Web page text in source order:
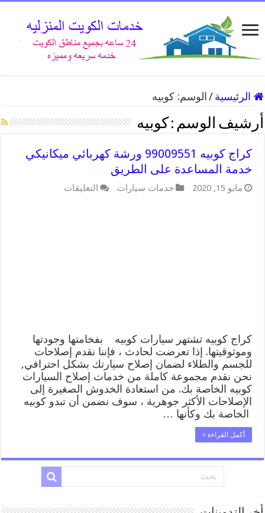
الرئيسية / الوسم:كوبيه
أرشيف الوسم : كوبيه
كراج كوبيه 99009551 ورشة كهربائي ميكانيكي
خدمة المساعدة على الطريق
مايو 15, 2020 خدمات سيارات التعليقات
كراج كوبيه تشتهر سيارات كوبيه بفخامتها وجودتها
وموثوقيتها. إذا تعرضت لحادث ، فإننا نقدم إصلاحات
للجسم والطلاء لضمان إصلاح سيارتك بشكل احترافي,
نحن نقدم مجموعة كاملة من خدمات إصلاح السيارات
كوبيه الخاصة بك. من استعادة الخدوش الصغيرة إلى
الإصلاحات الأكثر جوهرية ، سوف نضمن أن تبدو كوبيه
الخاصة بك وكأنها …
أكمل القراءة »